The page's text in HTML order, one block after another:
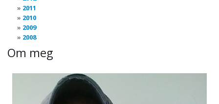
2011
2010
2009
2008
Om meg